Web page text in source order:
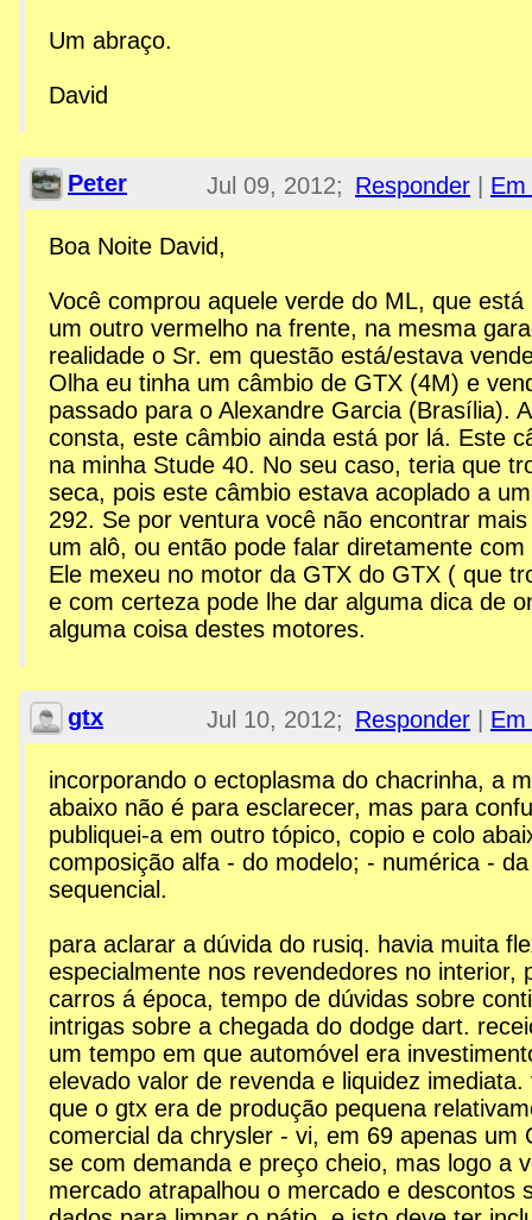
Um abraço.
David
Peter Responder
Jul 09, 2012;
10:20pm
Re: Esplanada GTX
Boa Noite David,
Você comprou aquele verde do ML, que
um outro vermelho na frente, na mesma
realidade o Sr. em questão está/estava
Olha eu tinha um câmbio de GTX (4M) e
passado para o Alexandre Garcia (Brasília).
consta, este câmbio ainda está por lá. Este
na minha Stude 40. No seu caso, teria que
seca, pois este câmbio estava acoplado a
292. Se por ventura você não encontrar
um alô, ou então pode falar diretamente com
Ele mexeu no motor da GTX do GTX ( que
e com certeza pode lhe dar alguma dica de
alguma coisa destes motores.
gtx Responder
Jul 10, 2012;
3:50am
Re: Esplanada GTX
incorporando o ectoplasma do chacrinha, a
abaixo não é para esclarecer, mas para
publiquei-a em outro tópico, copio e colo
composição alfa - do modelo; - numérica -
sequencial.
para aclarar a dúvida do rusiq. havia muita
especialmente nos revendedores no interior,
carros á época, tempo de dúvidas sobre
intrigas sobre a chegada do dodge dart.
um tempo em que automóvel era
elevado valor de revenda e liquidez
que o gtx era de produção pequena
comercial da chrysler - vi, em 69 apenas um
se com demanda e preço cheio, mas logo a
mercado atrapalhou o mercado e descontos